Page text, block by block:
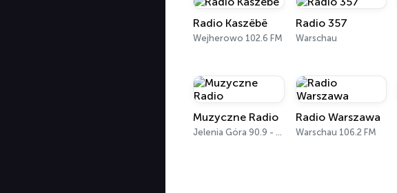
Radio Kaszëbë
Wejherowo 102.6 FM
Radio 357
Warschau
Muzyczne Radio
Jelenia Góra 90.9 - 105.8 FM
Radio Warszawa
Warschau 106.2 FM